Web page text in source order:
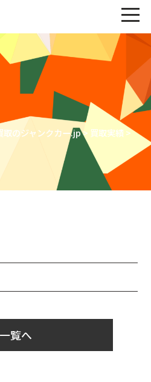
取のジャンクカー.jp> 買取実績 >
一覧へ